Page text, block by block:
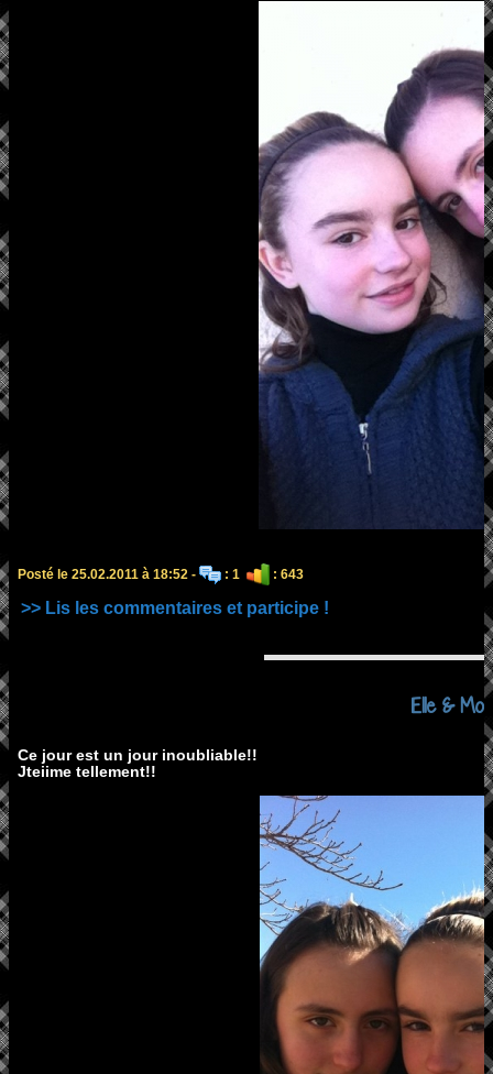
Posté le 25.02.2011 à 18:52 - : 1 : 643
>> Lis les commentaires et participe !
Elle & Moii
Ce jour est un jour inoubliable!!
Jteiime tellement!!